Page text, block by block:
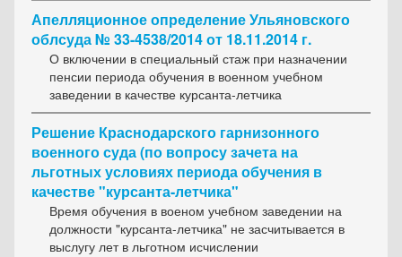
Апелляционное определение Ульяновского
облсуда № 33-4538/2014 от 18.11.2014 г.
О включении в специальный стаж при назначении
пенсии периода обучения в военном учебном
заведении в качестве курсанта-летчика
Решение Краснодарского гарнизонного
военного суда (по вопросу зачета на
льготных условиях периода обучения в
качестве "курсанта-летчика"
Время обучения в военом учебном заведении на
должности "курсанта-летчика" не засчитывается в
выслугу лет в льготном исчислении